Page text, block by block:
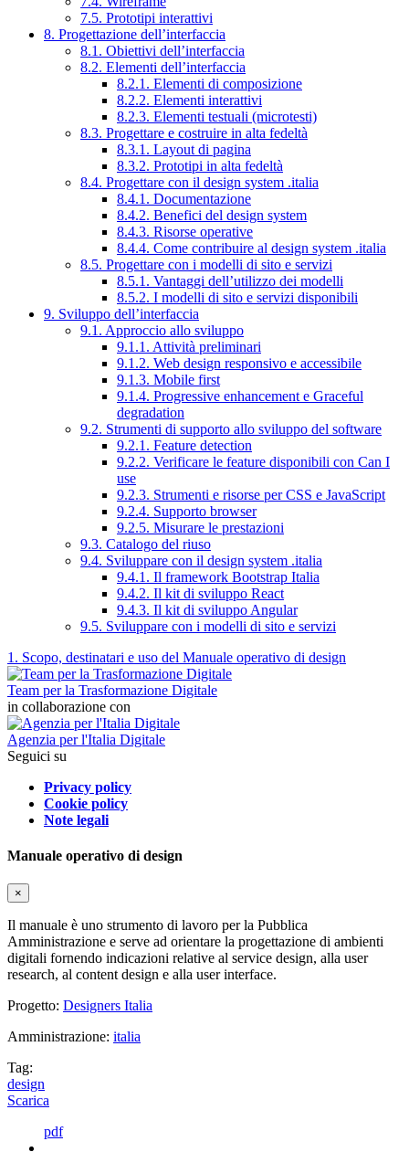
7.5. Prototipi interattivi
8. Progettazione dell’interfaccia
8.1. Obiettivi dell’interfaccia
8.2. Elementi dell’interfaccia
8.2.1. Elementi di composizione
8.2.2. Elementi interattivi
8.2.3. Elementi testuali (microtesti)
8.3. Progettare e costruire in alta fedeltà
8.3.1. Layout di pagina
8.3.2. Prototipi in alta fedeltà
8.4. Progettare con il design system .italia
8.4.1. Documentazione
8.4.2. Benefici del design system
8.4.3. Risorse operative
8.4.4. Come contribuire al design system .italia
8.5. Progettare con i modelli di sito e servizi
8.5.1. Vantaggi dell’utilizzo dei modelli
8.5.2. I modelli di sito e servizi disponibili
9. Sviluppo dell’interfaccia
9.1. Approccio allo sviluppo
9.1.1. Attività preliminari
9.1.2. Web design responsivo e accessibile
9.1.3. Mobile first
9.1.4. Progressive enhancement e Graceful
degradation
9.2. Strumenti di supporto allo sviluppo del software
9.2.1. Feature detection
9.2.2. Verificare le feature disponibili con Can I
use
9.2.3. Strumenti e risorse per CSS e JavaScript
9.2.4. Supporto browser
9.2.5. Misurare le prestazioni
9.3. Catalogo del riuso
9.4. Sviluppare con il design system .italia
9.4.1. Il framework Bootstrap Italia
9.4.2. Il kit di sviluppo React
9.4.3. Il kit di sviluppo Angular
9.5. Sviluppare con i modelli di sito e servizi
1. Scopo, destinatari e uso del Manuale operativo di design
Team per la Trasformazione Digitale
in collaborazione con
Agenzia per l'Italia Digitale
Seguici su
Privacy policy
Cookie policy
Note legali
Manuale operativo di design
×
Il manuale è uno strumento di lavoro per la Pubblica
Amministrazione e serve ad orientare la progettazione di ambienti
digitali fornendo indicazioni relative al service design, alla user
research, al content design e alla user interface.
Progetto: Designers Italia
Amministrazione: italia
Tag:
design
Scarica
pdf